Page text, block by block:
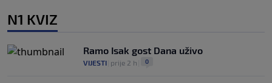
N1 KVIZ
Ramo Isak gost Dana uživo
VIJESTI prije 2 h 0